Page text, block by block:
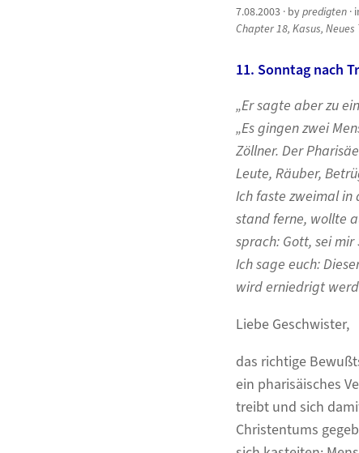
7.08.2003 · bypredigten ·
Chapter 18, Kasus, Neues
11. Sonntag nach
„Er sagte aber zu
„Es gingen zwei
Zöllner. Der
Leute, Räuber,
Ich faste zweimal in
stand ferne, wollte
sprach: Gott, sei
Ich sage euch:
wird erniedrigt
Liebe Geschwister,
das richtige
ein pharisäisches
treibt und sich
Christentums